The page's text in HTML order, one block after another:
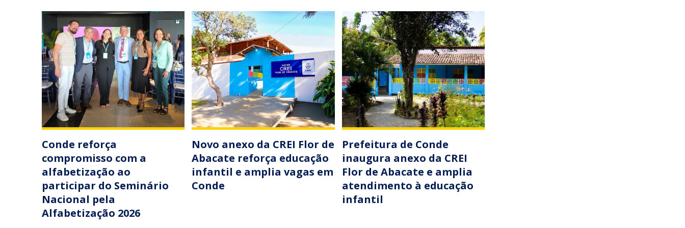
Conde reforça
compromisso com a
alfabetização ao
participar do Seminário
Nacional pela
Alfabetização 2026
Novo anexo da CREI Flor de
Abacate reforça educação
infantil e amplia vagas em
Conde
Prefeitura de Conde
inaugura anexo da CREI
Flor de Abacate e amplia
atendimento à educação
infantil